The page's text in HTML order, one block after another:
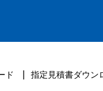
ド 指定見積書ダウン